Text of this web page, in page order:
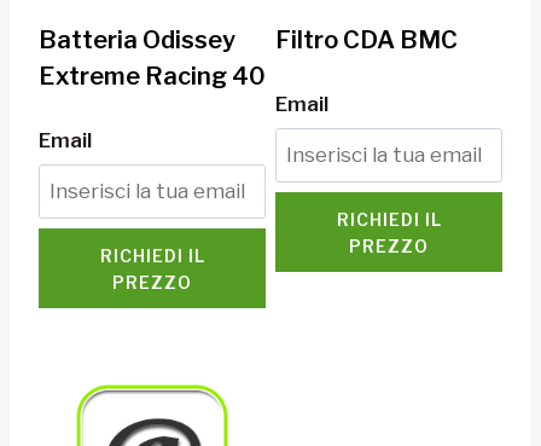
Batteria Odissey
Extreme Racing 40
Email
RICHIEDI IL
PREZZO
Filtro CDA BMC
Email
RICHIEDI IL
PREZZO